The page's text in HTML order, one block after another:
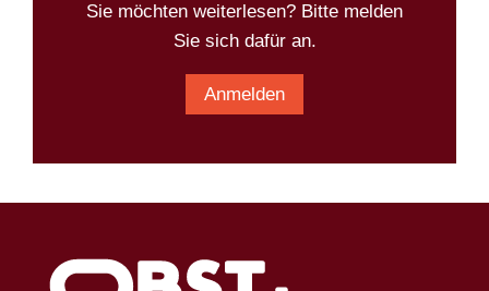
Sie möchten weiterlesen? Bitte melden
Sie sich dafür an.
Anmelden